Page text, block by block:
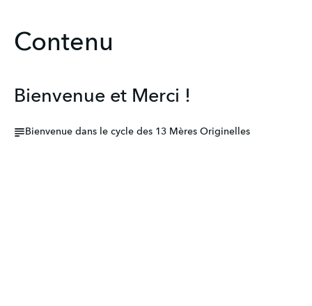
Contenu
Bienvenue et Merci !
Bienvenue dans le cycle des 13 Mères Originelles